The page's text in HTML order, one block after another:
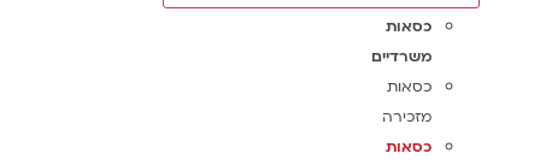
כסאות
משרדיים
כסאות
מזכירה
כסאות